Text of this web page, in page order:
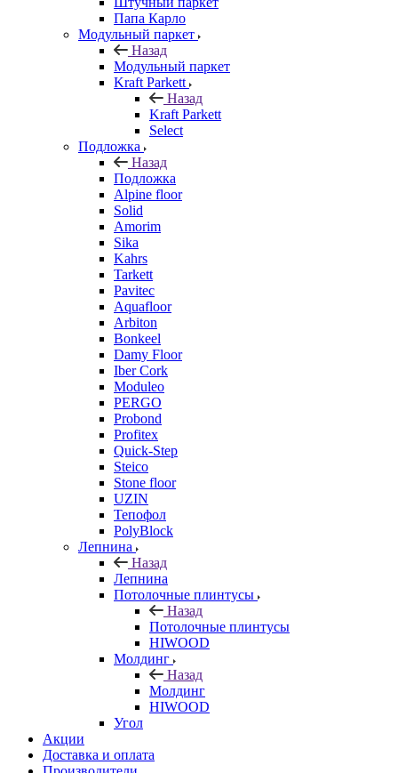
Папа Карло
Модульный паркет
Назад
Модульный паркет
Kraft Parkett
Назад
Kraft Parkett
Select
Подложка
Назад
Подложка
Alpine floor
Solid
Amorim
Sika
Kahrs
Tarkett
Pavitec
Aquafloor
Arbiton
Bonkeel
Damy Floor
Iber Cork
Moduleo
PERGO
Probond
Profitex
Quick-Step
Steico
Stone floor
UZIN
Тепофол
PolyBlock
Лепнина
Назад
Лепнина
Потолочные плинтусы
Назад
Потолочные плинтусы
HIWOOD
Молдинг
Назад
Молдинг
HIWOOD
Угол
Акции
Доставка и оплата